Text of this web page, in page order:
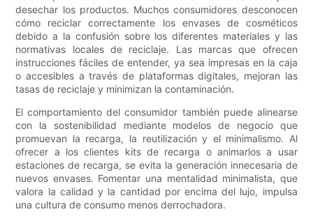
desechar los productos. Muchos consumidores desconocen
cómo reciclar correctamente los envases de cosméticos
debido a la confusión sobre los diferentes materiales y las
normativas locales de reciclaje. Las marcas que ofrecen
instrucciones fáciles de entender, ya sea impresas en la caja
o accesibles a través de plataformas digitales, mejoran las
tasas de reciclaje y minimizan la contaminación.
El comportamiento del consumidor también puede alinearse
con la sostenibilidad mediante modelos de negocio que
promuevan la recarga, la reutilización y el minimalismo. Al
ofrecer a los clientes kits de recarga o animarlos a usar
estaciones de recarga, se evita la generación innecesaria de
nuevos envases. Fomentar una mentalidad minimalista, que
valora la calidad y la cantidad por encima del lujo, impulsa
una cultura de consumo menos derrochadora.